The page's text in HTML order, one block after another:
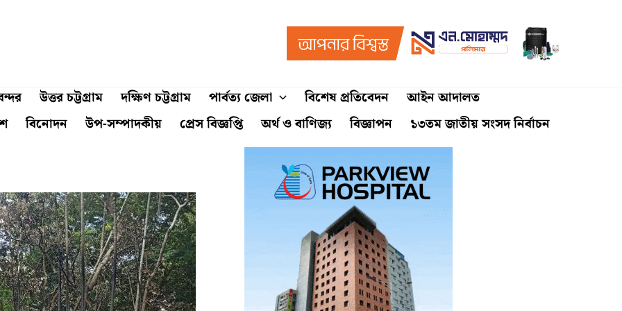
উত্তর চট্টগ্রাম দক্ষিণ চট্টগ্রাম পার্বত্য জেলা বিশেষ প্রতিবেদন
আইন আদালত
বিনোদন উপ-সম্পাদকীয় প্রেস বিজ্ঞপ্তি অর্থ ও বাণিজ্য বিজ্ঞাপন ১৩তম জাতীয় সংসদ নির্বাচন